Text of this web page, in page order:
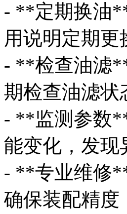
- **定期换油
用说明定期更
- **检查油滤
期检查油滤状
- **监测参数
能变化，发现
- **专业维修
确保装配精度